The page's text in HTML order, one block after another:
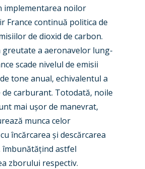
implementarea noilor
France continuă politica de
de dioxid de carbon.
greutate a aeronavelor lung-
scade nivelul de emisii
tone anual, echivalentul a
de carburant. Totodată, noile
mai ușor de manevrat,
munca celor
încărcarea și descărcarea
îmbunătățind astfel
zborului respectiv.
New Routes
Industry
Accidents / Incidents
Airshows
Dubai 2025
Paris 2025
Farnborough 2024
Paris 2023
Business Jets
Military
Trip Reports
Marketplace